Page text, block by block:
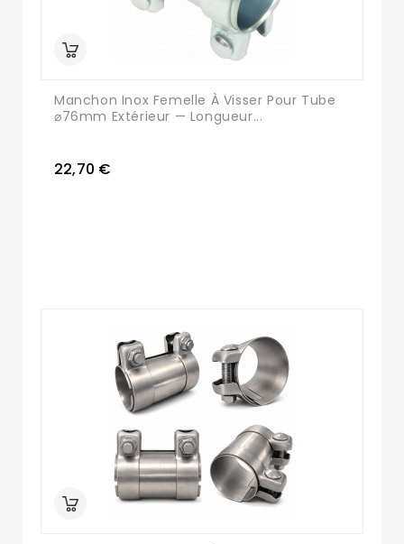
Manchon Inox Femelle À Visser Pour Tube
⌀76mm Extérieur — Longueur...
22,70 €